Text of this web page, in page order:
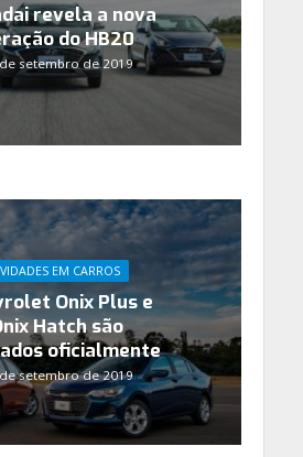
revela a nova
do HB20
setembro de 2019
EM CARROS
Onix Plus e
Hatch são
oficialmente
setembro de 2019